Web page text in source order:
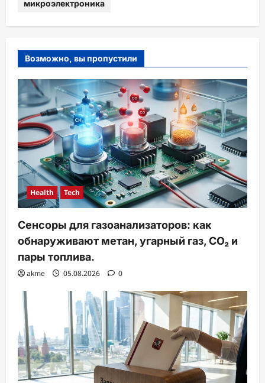
микроэлектроника
Возможно, вы пропустили
Health Tech
Сенсоры для газоанализаторов: как
обнаруживают метан, угарный газ, CO₂ и
пары топлива.
akme 05.08.2026 0